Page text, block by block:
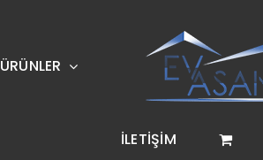
ÜRÜNLER
İLETİŞİM